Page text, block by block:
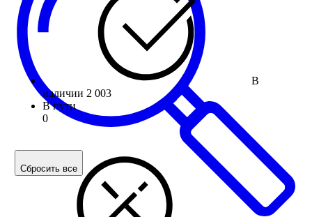
В
наличии 2 003
В пути
0
Сбросить все